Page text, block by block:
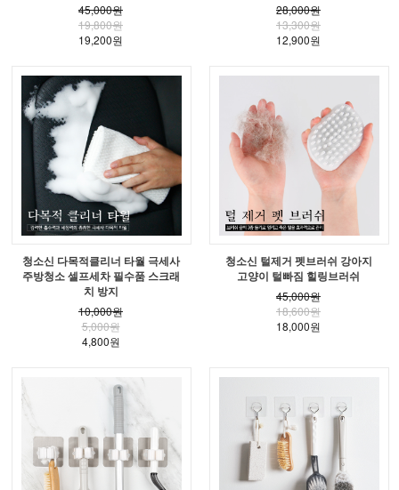
45,000원
19,800원
19,200원
28,000원
13,300원
12,900원
청소신 다목적클리너 타월 극세사
주방청소 셀프세차 필수품 스크래
치 방지
10,000원
5,000원
4,800원
청소신 털제거 펫브러쉬 강아지
고양이 털빠짐 힐링브러쉬
45,000원
18,600원
18,000원